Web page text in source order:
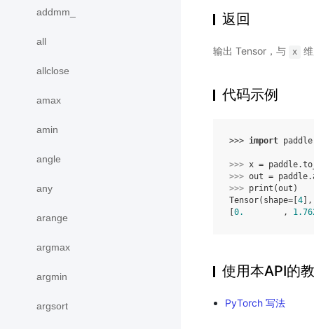
addmm_
all
allclose
amax
amin
angle
any
arange
argmax
argmin
argsort
返回
输出 Tensor，与 x
代码示例
>>> import paddle
>>> x = paddle.
>>> out = paddle.
>>> print (out )
Tensor(shape=[ 4
0.
        ,
使用本API的
PyTorch 写法